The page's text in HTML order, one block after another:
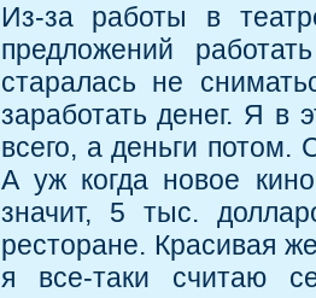
Из-за работы в
предложений
старалась не
заработать денег. Я в
всего, а деньги потом.
А уж когда новое
значит, 5 тыс.
ресторане. Красивая
я все-таки считаю